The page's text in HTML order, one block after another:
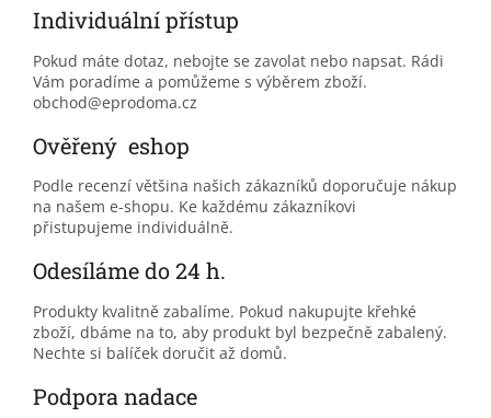
Individuální přístup
Pokud máte dotaz, nebojte se zavolat nebo napsat. Rádi
Vám poradíme a pomůžeme s výběrem zboží.
obchod@eprodoma.cz
Ověřený eshop
Podle recenzí většina našich zákazníků doporučuje nákup
na našem e-shopu. Ke každému zákazníkovi
přistupujeme individuálně.
Odesíláme do 24 h.
Produkty kvalitně zabalíme. Pokud nakupujte křehké
zboží, dbáme na to, aby produkt byl bezpečně zabalený.
Nechte si balíček doručit až domů.
Podpora nadace